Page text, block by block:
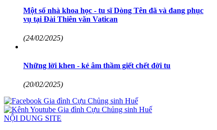
Một số nhà khoa học - tu sĩ Dòng Tên đã và đang phục
vụ tại Đài Thiên văn Vatican
(24/02/2025)
Những lời khen - kẻ âm thầm giết chết đời tu
(20/02/2025)
NỘI DUNG SITE